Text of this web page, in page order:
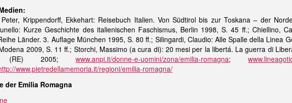
Peter, Krippendorff, Ekkehart: Reisebuch Italien. Von Südtirol bis zur Toskana – der
Kurze Geschichte des italienischen Faschismus, Berlin 1998, S. 45 ff.; Chiellino,
Länder. 3. Auflage München 1995, S. 80 ff.; Silingardi, Claudio: Alle Spalle della Linea
2009, S. 11 ff.; Storchi, Massimo (a cura di): 20 mesi per la libertá. La guerra di
(RE) 2005;www.anpi.it/donne-e-uomini/zona/emilia-romagna;
www.pietredellamemoria.it/regioni/emilia-romagna/
der Emilia Romagna